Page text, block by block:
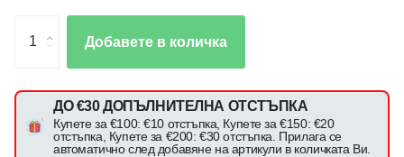
Добавете в количка
ДО €30 ДОПЪЛНИТЕЛНА ОТСТЪПКА
Купете за €100: €10 отстъпка, Купете за €150: €20
отстъпка, Купете за €200: €30 отстъпка. Прилага се
автоматично след добавяне на артикули в количката Ви.